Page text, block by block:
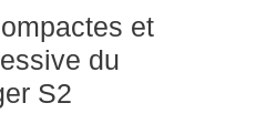
et
du
S2